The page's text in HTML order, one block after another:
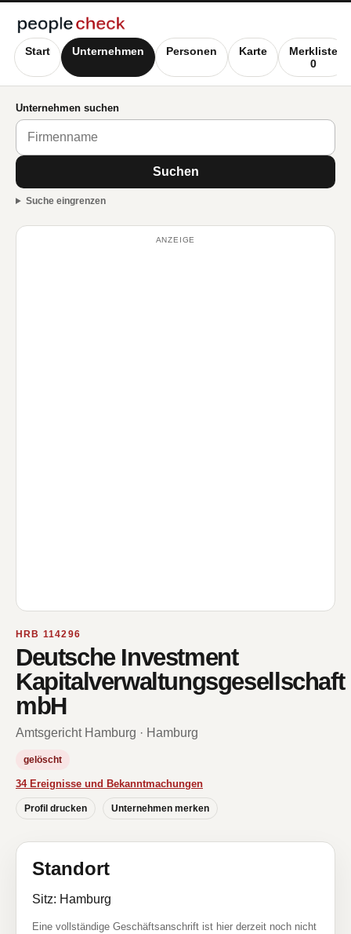
Start Unternehmen Personen Karte
Merkliste
0
Unternehmen suchen
Suchen
Suche eingrenzen
ANZEIGE
HRB 114296
Deutsche Investment
Kapitalverwaltungsgesellschaft
mbH
Amtsgericht Hamburg · Hamburg
gelöscht
34 Ereignisse und Bekanntmachungen
Profil drucken Unternehmen merken
Standort
Sitz: Hamburg
Eine vollständige Geschäftsanschrift ist hier derzeit noch nicht